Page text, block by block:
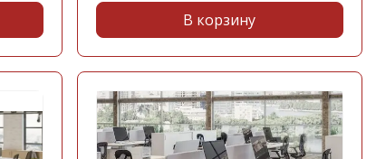
В корзину